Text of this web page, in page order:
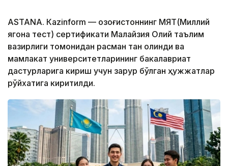
ASTANА. Кazinform — Қозоғистоннинг МЯТ(Миллий
ягона тест) сертификати Малайзия Олий таълим
вазирлиги томонидан расман тан олинди ва
мамлакат университетларининг бакалавриат
дастурларига кириш учун зарур бўлган ҳужжатлар
рўйхатига киритилди.